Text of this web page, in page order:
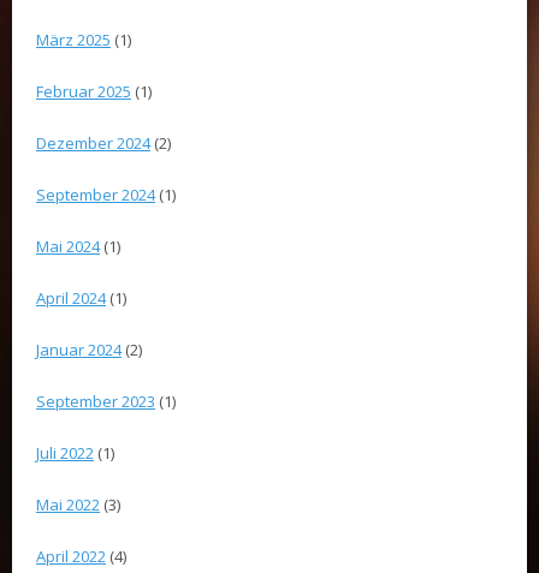
März 2025 (1)
Februar 2025 (1)
Dezember 2024(2)
September 2024(1)
Mai 2024(1)
April 2024(1)
Januar 2024(2)
September 2023 (1)
Juli 2022 (1)
Mai 2022 (3)
April 2022 (4)